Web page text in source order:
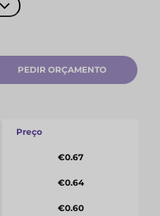
PEDIR ORÇAMENTO
Preço
€0.67
€0.64
€0.60